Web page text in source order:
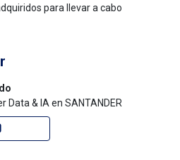
para llevar a cabo
Data & IA en SANTANDER